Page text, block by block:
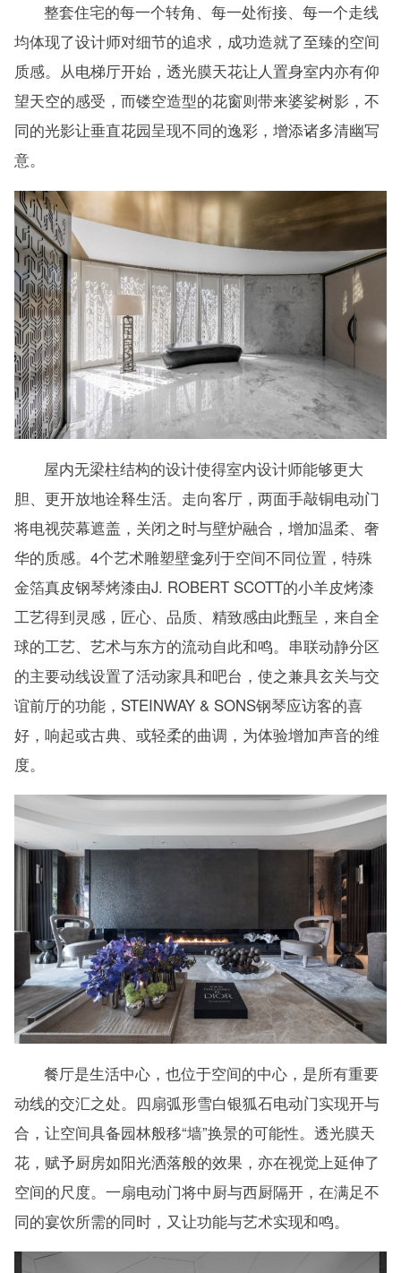
整套住宅的每一个转角、每一处衔接、每一个走线
均体现了设计师对细节的追求，成功造就了至臻的空间
质感。从电梯厅开始，透光膜天花让人置身室内亦有仰
望天空的感受，而镂空造型的花窗则带来婆娑树影，不
同的光影让垂直花园呈现不同的逸彩，增添诸多清幽写
意。
屋内无梁柱结构的设计使得室内设计师能够更大
胆、更开放地诠释生活。走向客厅，两面手敲铜电动门
将电视荧幕遮盖，关闭之时与壁炉融合，增加温柔、奢
华的质感。4个艺术雕塑壁龛列于空间不同位置，特殊
金箔真皮钢琴烤漆由J. ROBERT SCOTT的小羊皮烤漆
工艺得到灵感，匠心、品质、精致感由此甄呈，来自全
球的工艺、艺术与东方的流动自此和鸣。串联动静分区
的主要动线设置了活动家具和吧台，使之兼具玄关与交
谊前厅的功能，STEINWAY & SONS钢琴应访客的喜
好，响起或古典、或轻柔的曲调，为体验增加声音的维
度。
餐厅是生活中心，也位于空间的中心，是所有重要
动线的交汇之处。四扇弧形雪白银狐石电动门实现开与
合，让空间具备园林般移“墙”换景的可能性。透光膜天
花，赋予厨房如阳光洒落般的效果，亦在视觉上延伸了
空间的尺度。一扇电动门将中厨与西厨隔开，在满足不
同的宴饮所需的同时，又让功能与艺术实现和鸣。